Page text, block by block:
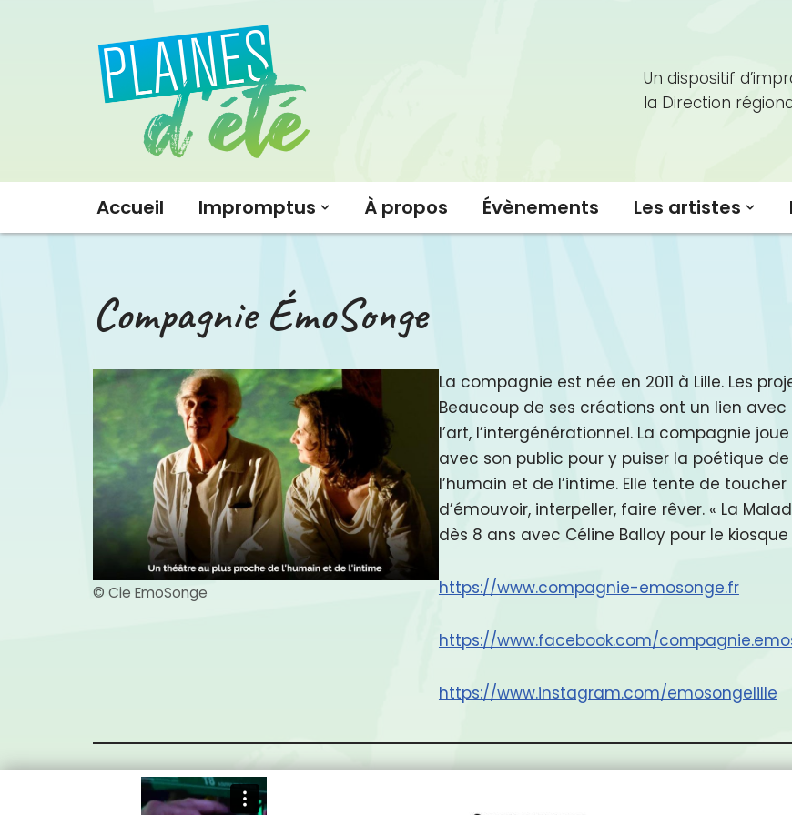
Un dispositif
la Direction
Accueil Impromptus À propos Évènements Les artistes
Compagnie ÉmoSonge
© Cie EmoSonge
La compagnie est née en 2011 à Lille. Les
Beaucoup de ses créations ont un lien
l’art, l’intergénérationnel. La compagnie
avec son public pour y puiser la poétique
l’humain et de l’intime. Elle tente de
d’émouvoir, interpeller, faire rêver. « La
dès 8 ans avec Céline Balloy pour le
https://www.compagnie-emosonge.fr
https://www.facebook.com/
https://www.instagram.com/emosongelille